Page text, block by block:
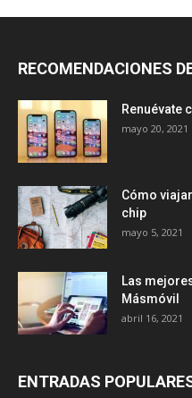
RECOMENDACIONES
Renuévate
mayo 20, 2021
Cómo
chip
mayo 5, 2021
Las
Másmóvil
abril 16, 2021
ENTRADAS